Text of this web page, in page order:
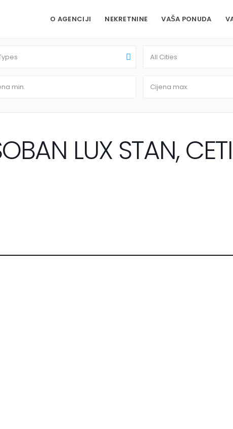
O AGENCIJI NEKRETNINE VAŠA PONUDA
All Cities
LUX STAN,